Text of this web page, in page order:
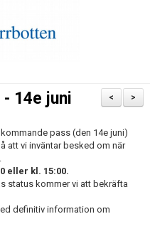
>
<
14e juni
pass (den 14e juni)
att vi inväntar besked om när
eller kl. 15:00.
status kommer vi att bekräfta
definitiv information om